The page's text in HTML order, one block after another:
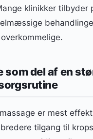
klinikker tilbyder
som del af en
er mest
tilgang til